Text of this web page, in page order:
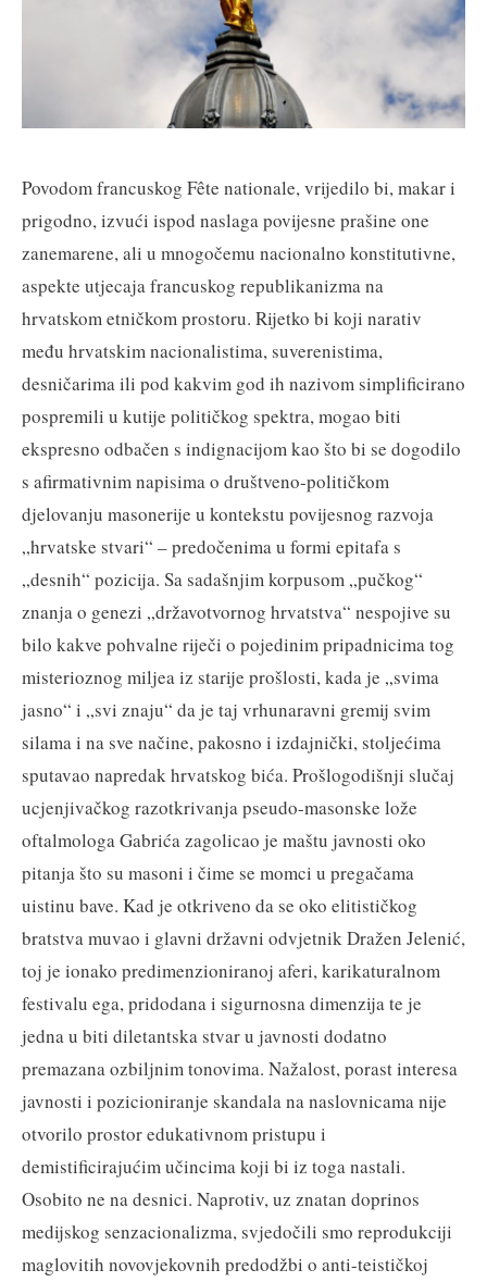
Povodom francuskog Fête nationale, vrijedilo bi, makar i
prigodno, izvući ispod naslaga povijesne prašine one
zanemarene, ali u mnogočemu nacionalno konstitutivne,
aspekte utjecaja francuskog republikanizma na
hrvatskom etničkom prostoru. Rijetko bi koji narativ
među hrvatskim nacionalistima, suverenistima,
desničarima ili pod kakvim god ih nazivom simplificirano
pospremili u kutije političkog spektra, mogao biti
ekspresno odbačen s indignacijom kao što bi se dogodilo
s afirmativnim napisima o društveno-političkom
djelovanju masonerije u kontekstu povijesnog razvoja
„hrvatske stvari“ – predočenima u formi epitafa s
„desnih“ pozicija. Sa sadašnjim korpusom „pučkog“
znanja o genezi „državotvornog hrvatstva“ nespojive su
bilo kakve pohvalne riječi o pojedinim pripadnicima tog
misterioznog miljea iz starije prošlosti, kada je „svima
jasno“ i „svi znaju“ da je taj vrhunaravni gremij svim
silama i na sve načine, pakosno i izdajnički, stoljećima
sputavao napredak hrvatskog bića. Prošlogodišnji slučaj
ucjenjivačkog razotkrivanja pseudo-masonske lože
oftalmologa Gabrića zagolicao je maštu javnosti oko
pitanja što su masoni i čime se momci u pregačama
uistinu bave. Kad je otkriveno da se oko elitističkog
bratstva muvao i glavni državni odvjetnik Dražen Jelenić,
toj je ionako predimenzioniranoj aferi, karikaturalnom
festivalu ega, pridodana i sigurnosna dimenzija te je
jedna u biti diletantska stvar u javnosti dodatno
premazana ozbiljnim tonovima. Nažalost, porast interesa
javnosti i pozicioniranje skandala na naslovnicama nije
otvorilo prostor edukativnom pristupu i
demistificirajućim učincima koji bi iz toga nastali.
Osobito ne na desnici. Naprotiv, uz znatan doprinos
medijskog senzacionalizma, svjedočili smo reprodukciji
maglovitih novovjekovnih predodžbi o anti-teističkoj